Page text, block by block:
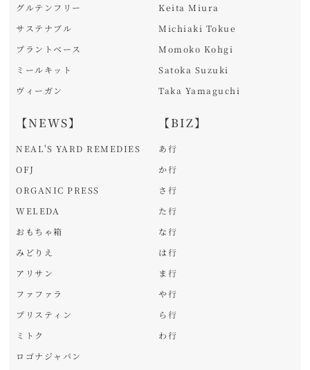
グルテンフリー
サステナブル
プラントベース
ミールキット
ヴィーガン
【NEWS】
NEAL'S YARD REMEDIES
OFJ
ORGANIC PRESS
WELEDA
おもちゃ箱
みどりえ
アリサン
ファファラ
プリスティン
ミトク
ロゴナジャパン
Keita Miura
Michiaki Tokue
Momoko Kohgi
Satoka Suzuki
Taka Yamaguchi
【BIZ】
あ行
か行
さ行
た行
な行
は行
ま行
や行
ら行
わ行